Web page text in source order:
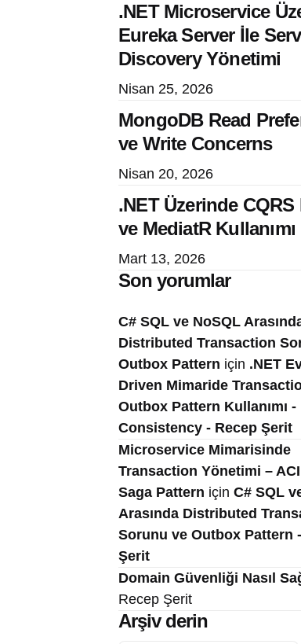
.NET Microservice
Eureka Server İle
Discovery Yönetimi
Nisan 25, 2026
MongoDB Read
ve Write Concerns
Nisan 20, 2026
.NET Üzerinde CQRS
ve MediatR Kullanımı
Mart 13, 2026
Son yorumlar
C# SQL ve NoSQL
Distributed Transaction
Outbox Pattern için .NET
Driven Mimaride
Outbox Pattern Kullanımı -
Consistency - Recep Şerit
Microservice Mimarisinde
Transaction Yönetimi –
Saga Pattern için C# SQL
Arasında Distributed
Sorunu ve Outbox Pattern
Şerit
Domain Güvenliği Nasıl
Recep Şerit
Arşiv derin